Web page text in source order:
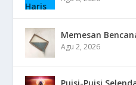
Memesan
Agu 2, 2026